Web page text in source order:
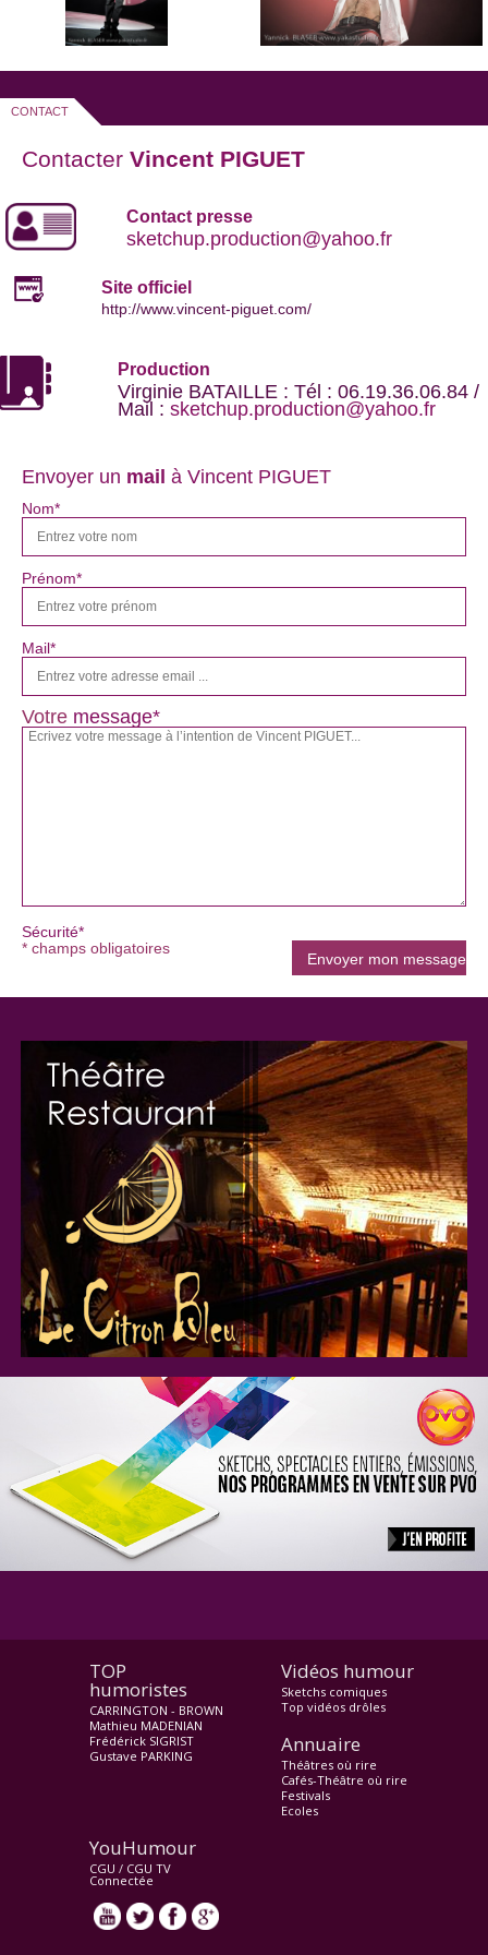
CONTACT
Contacter Vincent PIGUET
Contact presse
sketchup.production@yahoo.fr
Site officiel
http://www.vincent-piguet.com/
Production
Virginie BATAILLE : Tél : 06.19.36.06.84 /
Mail : sketchup.production@yahoo.fr
Envoyer un mail à Vincent PIGUET
Nom*
Prénom*
Mail*
Votre message*
Sécurité*
* champs obligatoires
TOP
humoristes
CARRINGTON - BROWN
Mathieu MADENIAN
Frédérick SIGRIST
Gustave PARKING
Vidéos humour
Sketchs comiques
Top vidéos drôles
Annuaire
Théâtres où rire
Cafés-Théâtre où rire
Festivals
Ecoles
YouHumour
CGU / CGU TV
Connectée